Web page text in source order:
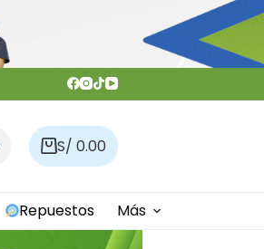
Carro
compra
S/ 0.00
Repuestos Más